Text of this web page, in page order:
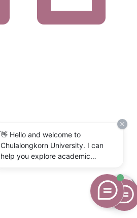
👋 Hello and welcome to
Chulalongkorn University. I can
help you explore academic